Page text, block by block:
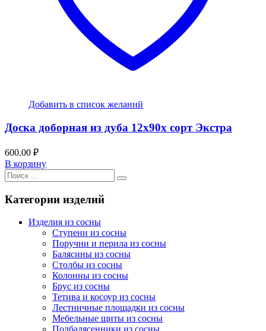
Добавить в список желаний
Доска доборная из дуба 12x90x сорт Экстра
600.00 ₽
В корзину
Категории изделий
Изделия из сосны
Ступени из сосны
Поручни и перила из сосны
Балясины из сосны
Столбы из сосны
Колонны из сосны
Брус из сосны
Тетива и косоур из сосны
Лестничные площадки из сосны
Мебельные щиты из сосны